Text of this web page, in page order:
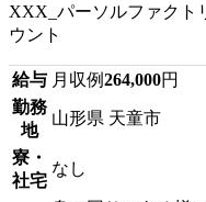
XXX_パーソルファクト
ウント
給与 月収例264,000円
勤務
地
山形県 天童市
寮・
社宅
なし